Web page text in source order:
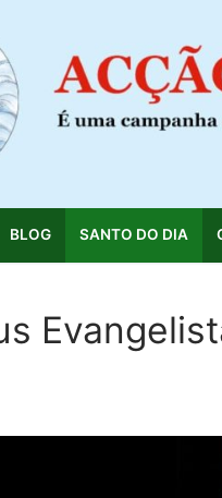
BLOG SANTO DO DIA